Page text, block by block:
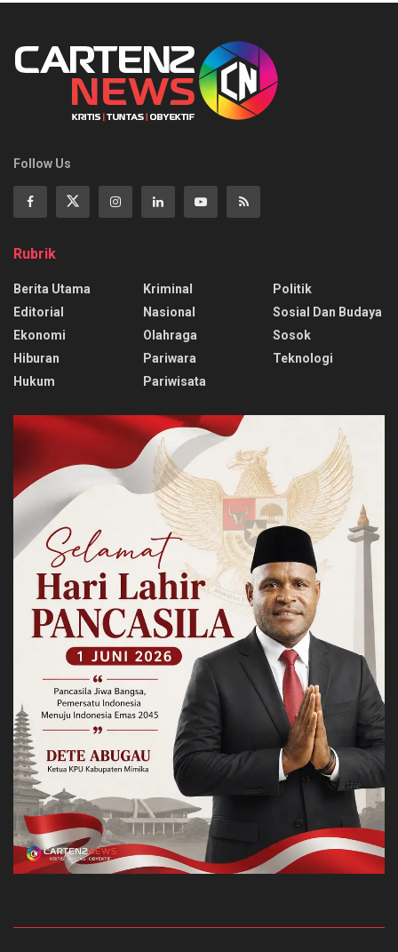
Follow Us
Rubrik
Berita Utama
Editorial
Ekonomi
Hiburan
Hukum
Kriminal
Nasional
Olahraga
Pariwara
Pariwisata
Politik
Sosial Dan Budaya
Sosok
Teknologi